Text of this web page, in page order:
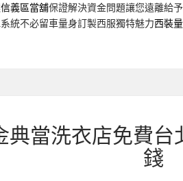
信義區當舖保證解決資金問題讓您遠離給
統不必留車量身訂製西服獨特魅力西裝
典當洗衣店免費
錢